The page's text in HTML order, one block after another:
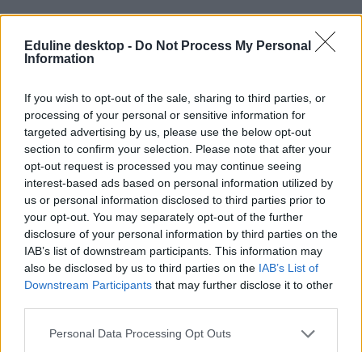
Eduline desktop - Do Not Process My Personal
Information
If you wish to opt-out of the sale, sharing to third parties, or
processing of your personal or sensitive information for
targeted advertising by us, please use the below opt-out
section to confirm your selection. Please note that after your
opt-out request is processed you may continue seeing
interest-based ads based on personal information utilized by
us or personal information disclosed to third parties prior to
your opt-out. You may separately opt-out of the further
disclosure of your personal information by third parties on the
IAB’s list of downstream participants. This information may
also be disclosed by us to third parties on the IAB’s List of
Downstream Participants that may further disclose it to other
Personal Data Processing Opt Outs
Zenei teszt: Felismeritek a dalokat egy rövid részlet
alapján?
kakukktojás, ami nem igazán illik a témába, de azért beleraktuk.
Campus life
Tornyos Kata
Nagy videóklip teszt: felismeritek, melyik népszerű
slágerből mutatunk egy képet?
Tudjátok, melyik Britney Spears dal videójából vágtunk ki egy
képet, és ki az előadója néhány ismert slágernek? Most
tesztelhetitek, mennyire vagytok képben az elmúlt évek népszerű
előadóival.
Campus life